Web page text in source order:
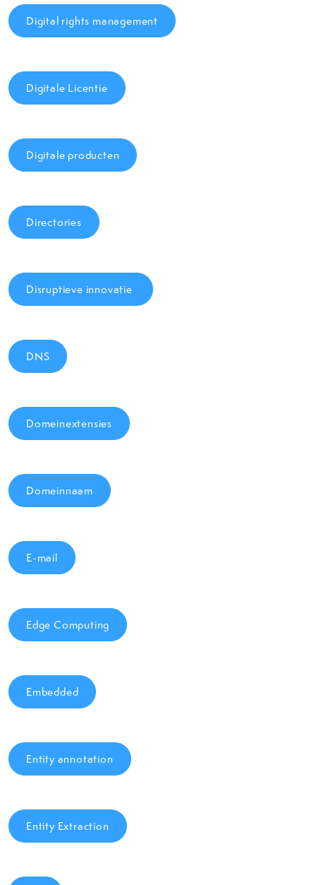
Digital rights management
Digitale Licentie
Digitale producten
Directories
Disruptieve innovatie
DNS
Domeinextensies
Domeinnaam
E-mail
Edge Computing
Embedded
Entity annotation
Entity Extraction